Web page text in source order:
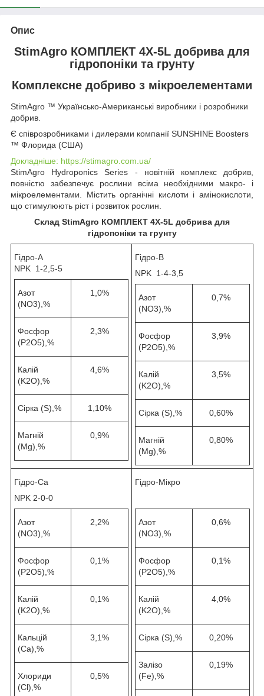
Опис
StimAgro КОМПЛЕКТ 4X-5L добрива для
гідропоніки та грунту
Комплексне добриво з мікроелементами
StimAgro ™ Українсько-Американські виробники і розробники
добрив.
Є співрозробниками і дилерами компанії SUNSHINE Boosters
™ Флорида (США)
Докладніше: https://stimagro.com.ua/
StimAgro Hydroponics Series - новітній комплекс добрив,
повністю забезпечує рослини всіма необхідними макро- і
мікроелементами. Містить органічні кислоти і амінокислоти,
що стимулюють ріст і розвиток рослин.
Склад StimAgro КОМПЛЕКТ 4X-5L добрива для
гідропоніки та грунту
Гідро-А
NPK 1-2,5-5
Азот
(NO3),%
1,0%
Фосфор
(P2O5),%
2,3%
Калій
(K2O),%
4,6%
Сірка (S),% 1,10%
Магній
(Mg),%
0,9%
Гідро-В
NPK 1-4-3,5
Азот
(NO3),%
0,7%
Фосфор
(P2O5),%
3,9%
Калій
(K2O),%
3,5%
Сірка (S),% 0,60%
Магній
(Mg),%
0,80%
Гідро-Ca
NPK 2-0-0
Азот
(NO3),%
2,2%
Фосфор
(P2O5),%
0,1%
Калій
(K2O),%
0,1%
Кальцій
(Ca),%
3,1%
Хлориди
(Cl),%
0,5%
Гідро-Мікро
Азот
(NO3),%
0,6%
Фосфор
(P2O5),%
0,1%
Калій
(K2O),%
4,0%
Сірка (S),% 0,20%
Залізо
(Fe),%
0,19%